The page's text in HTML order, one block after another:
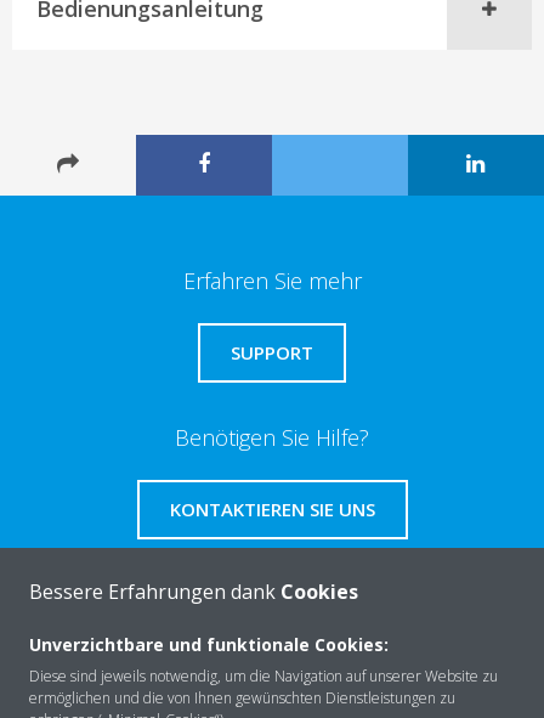
Bedienungsanleitung
Erfahren Sie mehr
SUPPORT
Benötigen Sie Hilfe?
KONTAKTIEREN SIE UNS
Über Daikin
Bessere Erfahrungen dank Cookies
Unverzichtbare und funktionale Cookies:
Diese sind jeweils notwendig, um die Navigation auf unserer Website zu
ermöglichen und die von Ihnen gewünschten Dienstleistungen zu